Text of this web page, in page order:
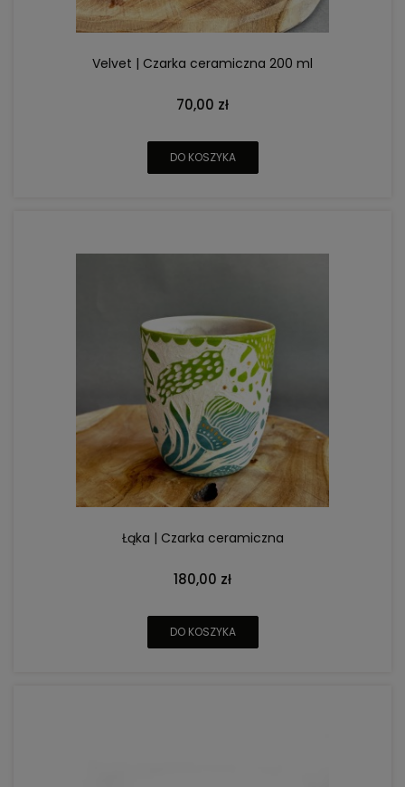
Velvet | Czarka ceramiczna 200 ml
70,00 zł
DO KOSZYKA
Łąka | Czarka ceramiczna
180,00 zł
DO KOSZYKA